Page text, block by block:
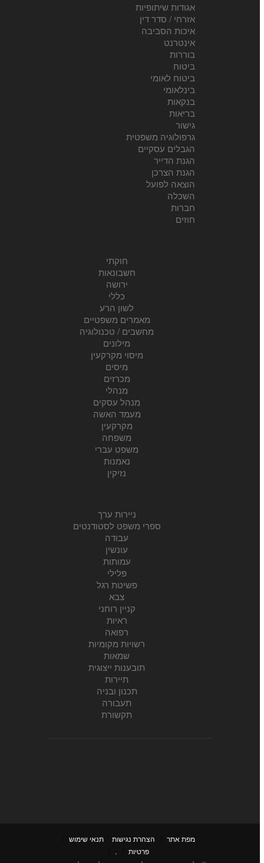
אגודות שיתופיות
אזרחי / סדר דין
איכות הסביבה
אינטרנט
בוררות
ביטוח
ביטוח לאומי
בינלאומי
בנקאות
בריאות
גישור
גרפולוגיה משפטית
הגבלים עסקיים
הגנת הדייר
הגנת הצרכן
הוצאה לפועל
השכלה
חברות
חוזים
חוקתי
חשבונאות
ירושה
כללי
לשון הרע
מאמרים משפטיים
מחשבים / טכנולוגיה
מילונים
מיסוי מקרקעין
מיסים
מכרזים
מנהלי
מנהל עסקים
מעמד האשה
מקרקעין
משפחה
משפט עברי
נאמנות
נזיקין
ניירות ערך
ספרי משפט לסטודנטים
עבודה
עונשין
עמותות
פלילי
פשיטת רגל
צבא
קניין רוחני
ראיות
רפואה
רשויות מקומיות
שמאות
תובענות ייצוגית
תיירות
תכנון ובניה
תעבורה
תקשורת
מפת אתר / הצהרת נגישות תנאי שימוש /
פרטיות /